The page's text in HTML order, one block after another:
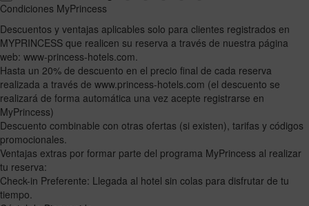
the
question
mark
key
to
get
the
shortcuts
changing
question
mark
to
get
the
keyboard
shortcuts
for
changing
dates.
Condiciones MyPrincess
Descuentos y ventajas aplicables solo para clientes registrados en
MYPRINCESS que realicen su reserva a través de nuestra página
web: www-princess-hotels.com.
Hasta un 20% de descuento en el precio final de cada reserva
realizada a través de www.princess-hotels.com (el descuento se
realizará de forma automática una vez acepte registrarse en
MyPrincess)
Descuento combinable con otras ofertas (si existen), tarifas y códigos
promocionales.
Ventajas extras por formar parte del programa MyPrincess al realizar
tu reserva:
Check-in Preferente: Llegada al hotel sin colas para disfrutar de tu
tiempo.